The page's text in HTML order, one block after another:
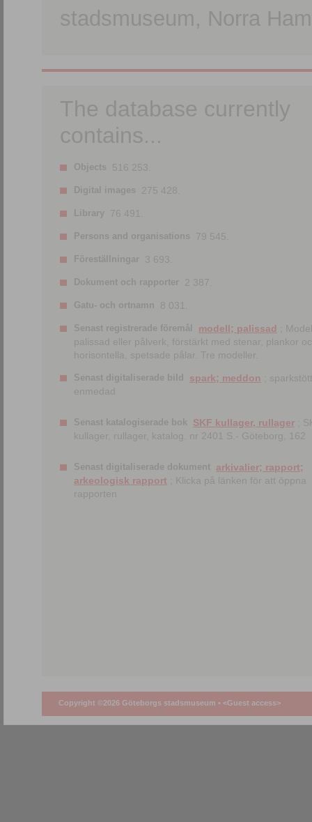
stadsmuseum, Norra
The database currently
contains...
Objects 516 253.
Digital images 275 428.
Library 76 491.
Persons and organisations 79 545.
Föreställningar 3 693.
Dokument och rapporter 2 387.
Gatu- och ortnamn 8 031.
Senast registrerade föremål modell; palissad
;
palissad eller pålverk, förstärkt med stenar, plankor
horisontella, spetsade pålar. Tre modeller.
Senast digitaliserade bild spark; meddon ;
enmedad
Senast katalogiserade bok SKF kullager, rullager ;
kullager, rullager, katalog. nr 2401 S.- Göteborg, 162
Senast digitaliserade dokument arkivalier; rapport;
arkeologisk rapport ; Klicka på länken för att öppna
rapporten
Copyright ©2026 Göteborgs stadsmuseum • <Guest access>